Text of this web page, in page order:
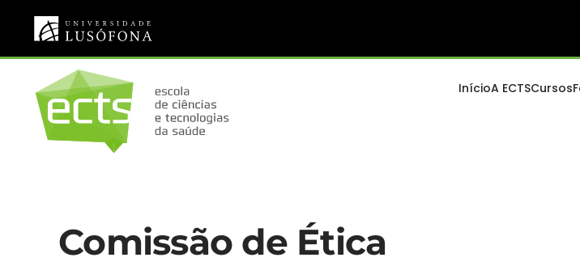
Saltar para o conteúdo principal
InícioA ECTSCursos
Comissão de Ética